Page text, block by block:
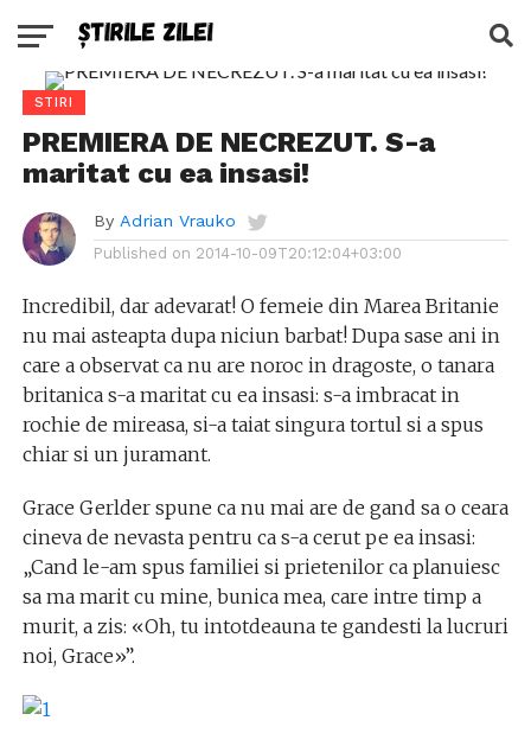
STIRI
PREMIERA DE NECREZUT. S-a
maritat cu ea insasi!
By Adrian Vrauko
Published on 2014-10-09T20:12:04+03:00
Incredibil, dar adevarat! O femeie din Marea Britanie
nu mai asteapta dupa niciun barbat! Dupa sase ani in
care a observat ca nu are noroc in dragoste, o tanara
britanica s-a maritat cu ea insasi: s-a imbracat in
rochie de mireasa, si-a taiat singura tortul si a spus
chiar si un juramant.
Grace Gerlder spune ca nu mai are de gand sa o ceara
cineva de nevasta pentru ca s-a cerut pe ea insasi:
„Cand le-am spus familiei si prietenilor ca planuiesc
sa ma marit cu mine, bunica mea, care intre timp a
murit, a zis: «Oh, tu intotdeauna te gandesti la lucruri
noi, Grace»”.